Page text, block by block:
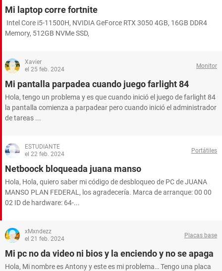
Mi laptop corre fortnite
Intel Core i5-11500H, NVIDIA GeForce RTX 3050 4GB, 16GB DDR4
Memory, 512GB NVMe SSD,
Xavier
el 25 feb. 2024
Monitor
Mi pantalla parpadea cuando juego farlight 84
Hola, tengo un problema y es que cuando inició el juego de farlight 84
la pantalla comienza a parpadear pero cuando inició el administrador
de tareas ...
ESTUDIANTE
el 22 feb. 2024
Portátiles
Netboock bloqueada juana manso
Hola, Hola, quiero saber mi código de desbloqueo de PC de JUANA
MANSO PLAN FEDERAL, los agradecería. Marca de arranque: 00 00
02 ID de hardware: 64-...
xMxndezz
el 21 feb. 2024
Placas base
Mi pc no da video ni bios y la enciendo y no se apaga
Hola, Mi nombre es Antony y este es mi problema… Tengo una placa